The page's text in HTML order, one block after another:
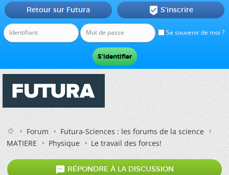
Se souvenir de moi ?
Retour sur Futura  S'inscrire
Forum
Futura-Sciences : les forums de la science
MATIERE
Physique Le travail des forces!
 RÉPONDRE À LA DISCUSSION